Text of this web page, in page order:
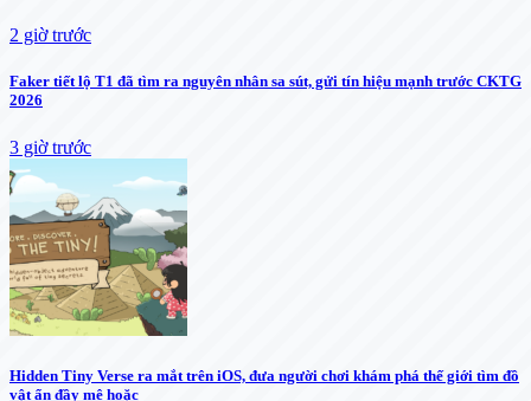
2 giờ trước
Faker tiết lộ T1 đã tìm ra nguyên nhân sa sút, gửi tín hiệu mạnh trước CKTG
2026
3 giờ trước
Hidden Tiny Verse ra mắt trên iOS, đưa người chơi khám phá thế giới tìm đồ
vật ẩn đầy mê hoặc